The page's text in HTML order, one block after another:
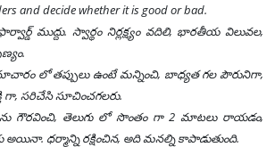
and decide whether it is good or bad.
ముద్దు. స్వార్థం నిర్లక్ష్యం వదిలి, భారతీయ విలువల,
లో తప్పులు ఉంటే మన్నించి, బాధ్యత గల పౌరునిగా,
గా, సరిచేసి సూచించగలరు.
గౌరవించి, తెలుగు లో సొంతం గా 2 మాటలు రాయడం,
అయినా. ధర్మాన్ని రక్షించిన, అది మనల్ని కాపాడుతుంది.